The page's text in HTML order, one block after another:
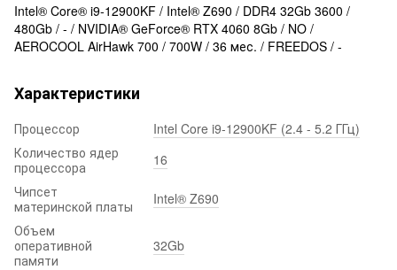
Intel® Core® i9-12900KF / Intel® Z690 / DDR4 32Gb 3600 /
480Gb / - / NVIDIA® GeForce® RTX 4060 8Gb / NO /
AEROCOOL AirHawk 700 / 700W / 36 мес. / FREEDOS / -
Характеристики
Процессор
Intel Core i9-12900KF (2.4 - 5.2 ГГц)
Количество ядер
процессора
16
Чипсет
материнской платы
Intel® Z690
Объем
оперативной
памяти
32Gb